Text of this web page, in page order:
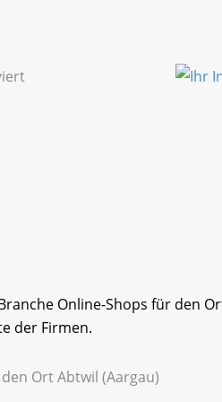
Online-Shops für den
der Firmen.
Ort Abtwil (Aargau)